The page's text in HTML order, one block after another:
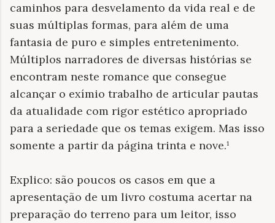
caminhos para desvelamento da vida real e de
suas múltiplas formas, para além de uma
fantasia de puro e simples entretenimento.
Múltiplos narradores de diversas histórias se
encontram neste romance que consegue
alcançar o exímio trabalho de articular pautas
da atualidade com rigor estético apropriado
para a seriedade que os temas exigem. Mas isso
somente a partir da página trinta e nove.¹
Explico: são poucos os casos em que a
apresentação de um livro costuma acertar na
preparação do terreno para um leitor, isso